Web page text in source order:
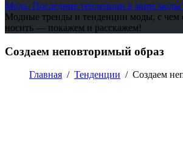
Мода. Последние тенденции в мире моды
Модные тренды и тенденции моды, с чем
носить — покажем и расскажем!
Создаем неповторимый образ
Главная / Тенденции / Создаем